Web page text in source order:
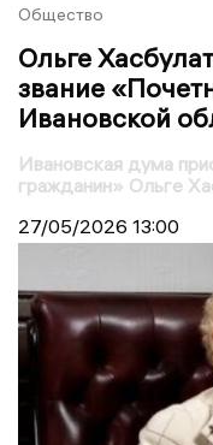
Общество
Ольге
звание
Ивановской
Ивановская дума
гражданин» Ольге
27/05/2026 13:00